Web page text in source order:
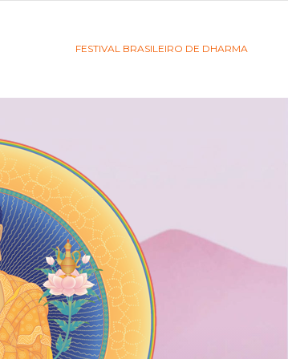
FESTIVAL BRASILEIRO DE DHARMA